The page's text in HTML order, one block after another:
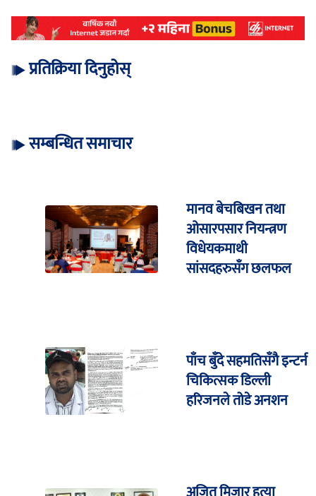
प्रतिक्रिया दिनुहोस्
सम्बन्धित समाचार
मानव बेचबिखन तथा
ओसारपसार नियन्त्रण
विधेयकमाथी
सांसदहरुसँग छलफल
पाँच बुँदे सहमतिसँगै इन्टर्न
चिकित्सक डिल्ली
हरिजनले तोडे अनशन